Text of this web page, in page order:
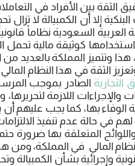
الثقة بين الأفراد في
إلا أن الكمبيالة لا
العربية السعودية نظاماً
كوثيقة مالية تحمل
المملكة بالعديد من
الثقة في هذا النظام
التجارية
والإجراءات اللازمة
الوفاء بها، كما يجب عليهم
لهم في حالة عدم تنفيذ
المتعلقة بها ضرورة
المالي في المملكة،
وإجرائية بشأن الكمبيالة